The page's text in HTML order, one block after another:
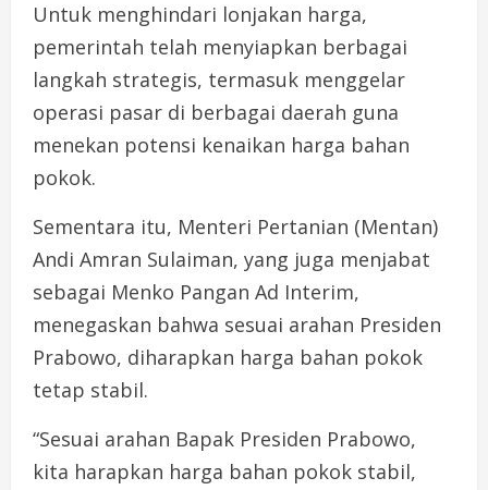
Untuk menghindari lonjakan harga,
pemerintah telah menyiapkan berbagai
langkah strategis, termasuk menggelar
operasi pasar di berbagai daerah guna
menekan potensi kenaikan harga bahan
pokok.
Sementara itu, Menteri Pertanian (Mentan)
Andi Amran Sulaiman, yang juga menjabat
sebagai Menko Pangan Ad Interim,
menegaskan bahwa sesuai arahan Presiden
Prabowo, diharapkan harga bahan pokok
tetap stabil.
“Sesuai arahan Bapak Presiden Prabowo,
kita harapkan harga bahan pokok stabil,